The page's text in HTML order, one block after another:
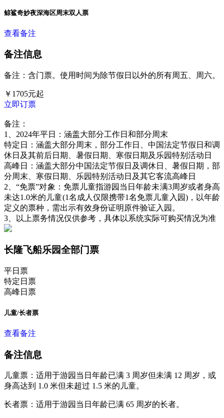
鲸鲨奇妙夜深海区周末双人票
查看备注
备注信息
备注：含门票。使用时间为除节假日以外的所有周五、周六。
￥ 1705元起
立即订票
备注：
1、 2024年平日：涵盖大部分工作日和部分周末
特定日：涵盖大部分周末，部分工作日、中国法定节假日和调
休日及其前后日期、暑假日期、寒假日期及乐园特别活动日
高峰日：涵盖大部分中国法定节假日及调休日、暑假日期，部
分周末、寒假日期、乐园特别活动日及其它客流高峰日
2、“免票”对象：免票儿童指游园当日年龄未满3周岁或者身高
未达1.0米的儿童(1名成人仅限携带1名免票儿童入园)，以年龄
定义的票种，需出示有效身份证明原件验证入园。
3、以上票务情况仅供参考，具体以系统实际可购买情况为准
长隆飞船乐园全部门票
平日票
特定日票
高峰日票
儿童/长者票
查看备注
备注信息
儿童票：适用于游园当日年龄已满 3 周岁但未满 12 周岁，或
身高达到 1.0 米但未超过 1.5 米的儿童。
长者票：适用于游园当日年龄已满 65 周岁的长者。